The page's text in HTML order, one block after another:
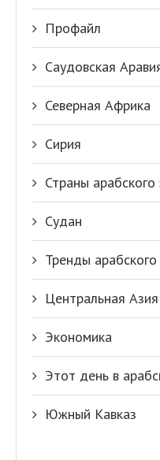
Профайл
Саудовская
Северная Африка
Сирия
Страны арабского
Судан
Тренды
Центральная Азия
Экономика
Этот день в
Южный Кавказ